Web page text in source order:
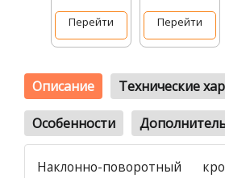
Перейти Перейти
Описание Технические
Особенности
Наклонно-поворотный